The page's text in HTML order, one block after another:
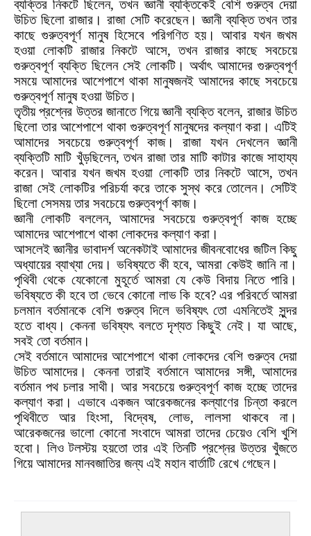
ব্যক্তির নিকটে ছিলেন,তখন জ্ঞানী ব্যক্তিকেই বেশি গুরুত্ব দেয়া
উচিত ছিলো রাজার। রাজা সেটি করেছেন। জ্ঞানী ব্যক্তি তখন তার
কাছে গুরুত্বপূর্ণ মানুষ হিসেবে পরিগণিত হয়। আবার যখন জখম
হওয়া লোকটি রাজার নিকটে আসে,তখন রাজার কাছে সবচেয়ে
গুরুত্বপূর্ণ ব্যক্তি ছিলেন সেই লোকটি। অর্থাৎ আমাদের গুরুত্বপূর্ণ
সময়ে আমাদের আশেপাশে থাকা মানুষজনই আমাদের কাছে সবচেয়ে
গুরুত্বপূর্ণ মানুষ হওয়া উচিত।
তৃতীয় প্রশ্নের উত্তর জানাতে গিয়ে জ্ঞানী ব্যক্তি বলেন, রাজার উচিত
ছিলো তার আশেপাশে থাকা গুরুত্বপূর্ণ মানুষদের কল্যাণ করা। এটিই
আমাদের সবচেয়ে গুরুত্বপূর্ণ কাজ। রাজা যখন দেখলেন জ্ঞানী
ব্যক্তিটি মাটি খুঁড়ছিলেন,তখন রাজা তার মাটি কাটার কাজে সাহায্য
করেন। আবার যখন জখম হওয়া লোকটি তার নিকটে আসে,তখন
রাজা সেই লোকটির পরিচর্যা করে তাকে সুস্থ করে তোলেন। সেটিই
ছিলো সেসময় তার সবচেয়ে গুরুত্বপূর্ণ কাজ।
জ্ঞানী লোকটি বললেন,আমাদের সবচেয়ে গুরুত্বপূর্ণ কাজ হচ্ছে
আমাদের আশেপাশে থাকা লোকদের কল্যাণ করা ।
আসলেই জ্ঞানীর ভাবাদর্শ অনেকটাই আমাদের জীবনবোধের জটিল কিছু
অধ্যায়ের ব্যাখ্যা দেয়। ভবিষ্যতে কী হবে,আমরা কেউই জানি না।
পৃথিবী থেকে যেকোনো মুহূর্তে আমরা যে কেউ বিদায় নিতে পারি।
ভবিষ্যতে কী হবে তা ভেবে কোনো লাভ কি হবে?এর পরিবর্তে আমরা
চলমান বর্তমানকে বেশি গুরুত্ব দিলে ভবিষ্যৎ তো এমনিতেই সুন্দর
হতে বাধ্য। কেননা ভবিষ্যৎ বলতে দৃশ্যত কিছুই নেই। যা আছে,
সবই তো বর্তমান।
সেই বর্তমানে আমাদের আশেপাশে থাকা লোকদের বেশি গুরুত্ব দেয়া
উচিত আমাদের। কেননা তারাই বর্তমানে আমাদের সঙ্গী,আমাদের
বর্তমান পথ চলার সাথী। আর সবচেয়ে গুরুত্বপূর্ণ কাজ হচ্ছে তাদের
কল্যাণ করা। এভাবে একজন আরেকজনের কল্যাণের চিন্তা করলে
পৃথিবীতে আর হিংসা,বিদ্বেষ, লোভ, লালসা থাকবে না।
আরেকজনের ভালো কোনো সংবাদে আমরা তাদের চেয়েও বেশি খুশি
হবো। লিও টলস্টয় হয়তো তার এই তিনটি প্রশ্নের উত্তর খুঁজতে
গিয়ে আমাদের মানবজাতির জন্য এই মহান বার্তাটি রেখে গেছেন।